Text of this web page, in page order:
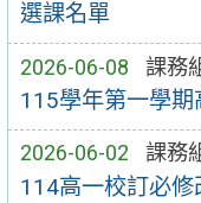
選課名單
2026-06-08 課務
115學年第一學期
2026-06-02 課務
114高一校訂必